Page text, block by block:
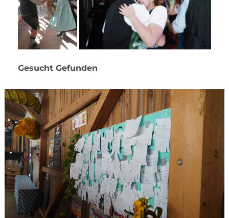
Gesucht Gefunden